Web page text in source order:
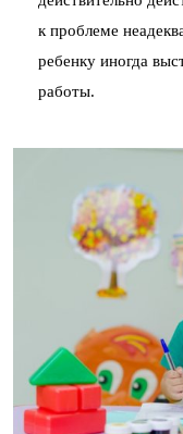
к проблеме
ребенку иногда
работы.